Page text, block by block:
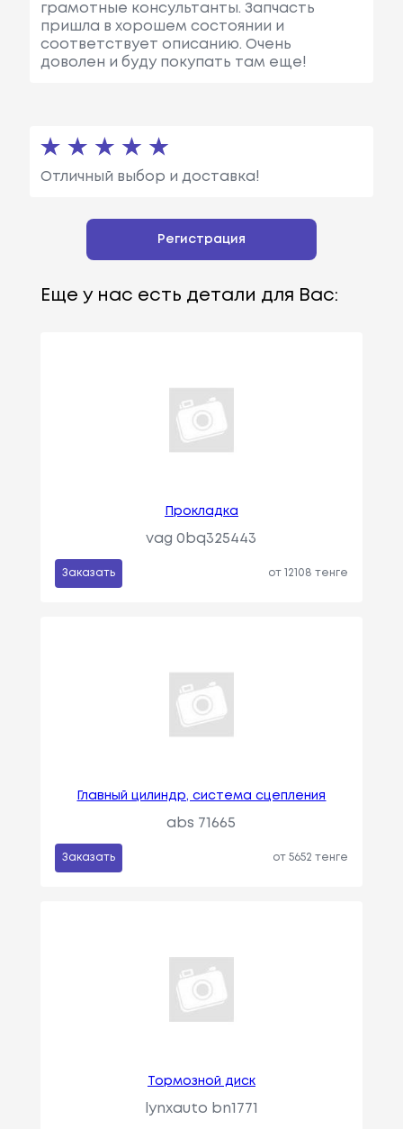
грамотные консультанты. Запчасть
пришла в хорошем состоянии и
соответствует описанию. Очень
доволен и буду покупать там еще!
Отличный выбор и доставка!
Регистрация
Еще у нас есть детали для Вас:
Прокладка
vag 0bq325443
Заказать от 12108 тенге
Главный цилиндр, система сцепления
abs 71665
Заказать от 5652 тенге
Тормозной диск
lynxauto bn1771